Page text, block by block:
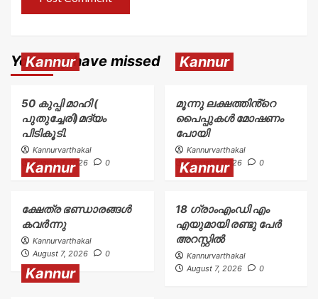
You may have missed
Kannur
50 കുപ്പി മാഹി (
പുതുച്ചേരി)മദ്യം
പിടികൂടി.
Kannurvarthakal
August 7, 2026
0
Kannur
മൂന്നു ലക്ഷത്തിൻ്റെ
പൈപ്പുകൾ മോഷണം
പോയി
Kannurvarthakal
August 7, 2026
0
Kannur
ക്ഷേത്ര ഭണ്ഡാരങ്ങൾ
കവർന്നു
Kannurvarthakal
August 7, 2026
0
Kannur
18 ഗ്രാംഎംഡി എം
എയുമായി രണ്ടു പേർ
അറസ്റ്റിൽ
Kannurvarthakal
August 7, 2026
0
Kannur